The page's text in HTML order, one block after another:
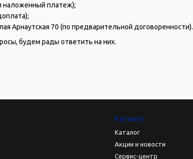
наложенный платеж);
Арнаутская 70 (по предварительной договоренности).
будем рады ответить на них.
Каталог
Каталог
Акции и новости
Сервис-центр